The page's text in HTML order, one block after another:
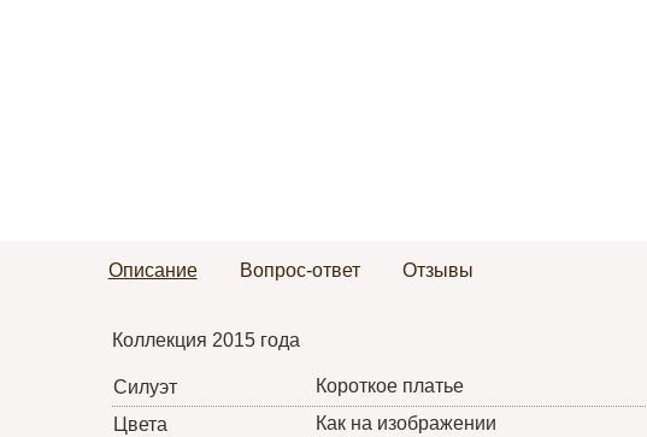
Описание Вопрос-ответ Отзывы
Коллекция 2015 года
Силуэт
Короткое платье
Цвета
Как на изображении